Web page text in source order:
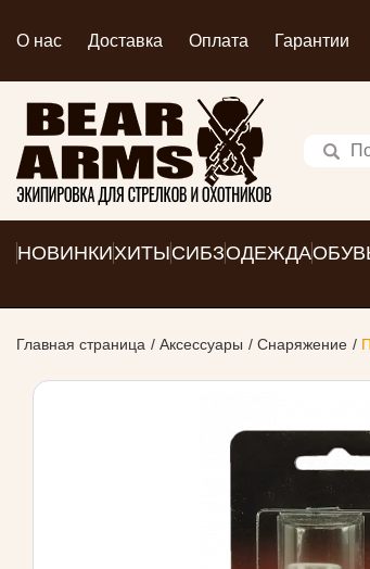
О нас Доставка Оплата Гарантии
НОВИНКИХИТЫСИБЗОДЕЖДА
Главная страница Аксессуары Снаряжение